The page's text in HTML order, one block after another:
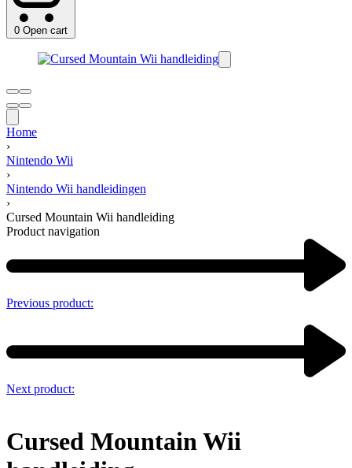
0 Open cart
Home
›
Nintendo Wii
›
Nintendo Wii handleidingen
›
Cursed Mountain Wii handleiding
Product navigation
Previous product:
Next product:
Cursed Mountain Wii